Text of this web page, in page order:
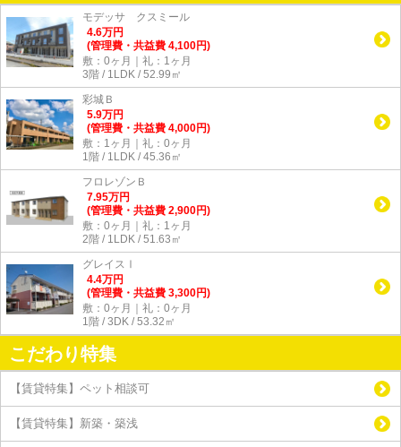
モデッサ クスミール
4.6万円
(管理費・共益費 4,100円)
敷：0ヶ月｜礼：1ヶ月
3階 / 1LDK / 52.99㎡
彩城Ｂ
5.9万円
(管理費・共益費 4,000円)
敷：1ヶ月｜礼：0ヶ月
1階 / 1LDK / 45.36㎡
フロレゾンＢ
7.95万円
(管理費・共益費 2,900円)
敷：0ヶ月｜礼：1ヶ月
2階 / 1LDK / 51.63㎡
グレイスⅠ
4.4万円
(管理費・共益費 3,300円)
敷：0ヶ月｜礼：0ヶ月
1階 / 3DK / 53.32㎡
こだわり特集
【賃貸特集】ペット相談可
【賃貸特集】新築・築浅